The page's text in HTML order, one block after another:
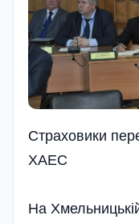
Страховики
ХАЕС
На